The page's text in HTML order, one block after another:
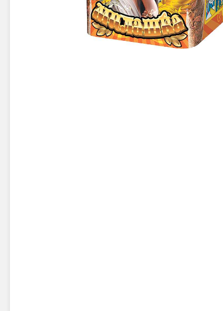
Маленькие фейерверки
Средние фейерверки
Большие фейерверки
Цветной